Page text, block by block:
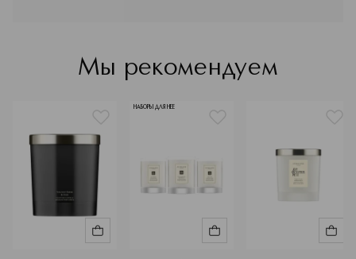
до вершин культуры и ремесленного
Подробнее
Мы рекомендуем
НАБОРЫ ДЛЯ НЕЕ